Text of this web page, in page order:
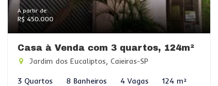
A partir de:
R$ 450.000
Casa à Venda com 3 quartos, 124m²
Jardim dos Eucaliptos, Caieiras-SP
3 Quartos 8 Banheiros 4 Vagas 124 m²